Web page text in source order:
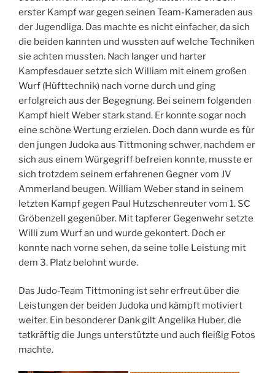
erster Kampf war gegen seinen Team-Kameraden aus
der Jugendliga. Das machte es nicht einfacher, da sich
die beiden kannten und wussten auf welche Techniken
sie achten mussten. Nach langer und harter
Kampfesdauer setzte sich William mit einem großen
Wurf (Hüfttechnik) nach vorne durch und ging
erfolgreich aus der Begegnung. Bei seinem folgenden
Kampf hielt Weber stark stand. Er konnte sogar noch
eine schöne Wertung erzielen. Doch dann wurde es für
den jungen Judoka aus Tittmoning schwer, nachdem er
sich aus einem Würgegriff befreien konnte, musste er
sich trotzdem seinem erfahrenen Gegner vom JV
Ammerland beugen. William Weber stand in seinem
letzten Kampf gegen Paul Hutzschenreuter vom 1. SC
Gröbenzell gegenüber. Mit tapferer Gegenwehr setzte
Willi zum Wurf an und wurde gekontert. Doch er
konnte nach vorne sehen, da seine tolle Leistung mit
dem 3. Platz belohnt wurde.
Das Judo-Team Tittmoning ist sehr erfreut über die
Leistungen der beiden Judoka und kämpft motiviert
weiter. Ein besonderer Dank gilt Angelika Huber, die
tatkräftig die Jungs unterstützte und auch fleißig Fotos
machte.